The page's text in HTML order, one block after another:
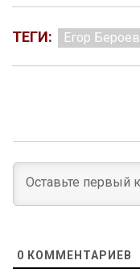
ТЕГИ: Егор Бероев
0 КОММЕНТАРИЕВ